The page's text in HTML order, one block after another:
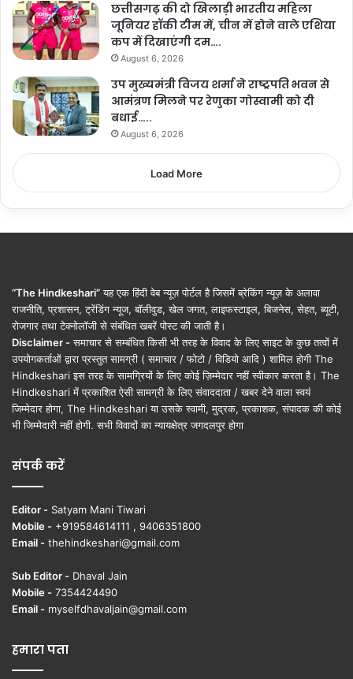
छत्तीसगढ़ की दो खिलाड़ी भारतीय महिला
जूनियर हॉकी टीम में, चीन में होने वाले एशिया
कप में दिखाएंगी दम….
August 6, 2026
उप मुख्यमंत्री विजय शर्मा ने राष्ट्रपति भवन से
आमंत्रण मिलने पर रेणुका गोस्वामी को दी
बधाई…..
August 6, 2026
Load More
“The Hindkeshari”यह एक हिंदी वेब न्यूज़ पोर्टल है जिसमें ब्रेकिंग न्यूज़ के अलावा
राजनीति, प्रशासन, ट्रेंडिंग न्यूज, बॉलीवुड, खेल जगत, लाइफस्टाइल, बिजनेस, सेहत, ब्यूटी,
रोजगार तथा टेक्नोलॉजी से संबंधित खबरें पोस्ट की जाती है।
Disclaimer - समाचार से सम्बंधित किसी भी तरह के विवाद के लिए साइट के कुछ तत्वों में
उपयोगकर्ताओं द्वारा प्रस्तुत सामग्री ( समाचार / फोटो / विडियो आदि ) शामिल होगी The
Hindkeshari इस तरह के सामग्रियों के लिए कोई ज़िम्मेदार नहीं स्वीकार करता है। The
Hindkeshari में प्रकाशित ऐसी सामग्री के लिए संवाददाता / खबर देने वाला स्वयं
जिम्मेदार होगा, The Hindkeshari या उसके स्वामी, मुद्रक, प्रकाशक, संपादक की कोई
भी जिम्मेदारी नहीं होगी. सभी विवादों का न्यायक्षेत्र जगदलपुर होगा
संपर्क करें
Editor - Satyam Mani Tiwari
Mobile - +919584614111 , 9406351800
Email - thehindkeshari@gmail.com
Sub Editor - Dhaval Jain
Mobile - 7354424490
Email - myselfdhavaljain@gmail.com
हमारा पता